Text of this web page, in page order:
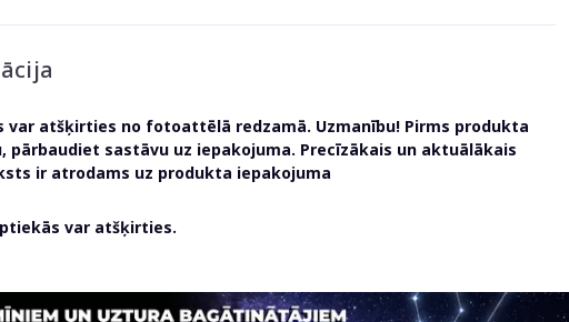
var atšķirties no fotoattēlā redzamā. Uzmanību! Pirms produkta
pārbaudiet sastāvu uz iepakojuma. Precīzākais un aktuālākais
ir atrodams uz produkta iepakojuma
var atšķirties.